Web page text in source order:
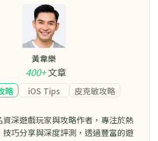
黃韋樂
400+文章
略 iOS Tips 皮克敏攻略
資深遊戲玩家與攻略作者，專注於熱
技巧分享與深度評測，透過豐富的遊